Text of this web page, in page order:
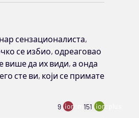
сензационалиста,
се избио, одреаговао
више да их види, а онда
сте ви, који се примате
9 ion:minus
151 ion:plus